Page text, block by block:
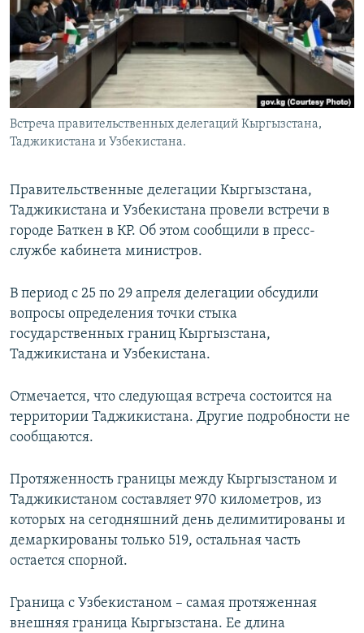
Встреча правительственных делегаций Кыргызстана,
Таджикистана и Узбекистана.
Правительственные делегации Кыргызстана,
Таджикистана и Узбекистана провели встречи в
городе Баткен в КР. Об этом сообщили в пресс-
службе кабинета министров.
В период с 25 по 29 апреля делегации обсудили
вопросы определения точки стыка
государственных границ Кыргызстана,
Таджикистана и Узбекистана.
Отмечается, что следующая встреча состоится на
территории Таджикистана. Другие подробности не
сообщаются.
Протяженность границы между Кыргызстаном и
Таджикистаном составляет 970 километров, из
которых на сегодняшний день делимитированы и
демаркированы только 519, остальная часть
остается спорной.
Граница с Узбекистаном – самая протяженная
внешняя граница Кыргызстана. Ее длина